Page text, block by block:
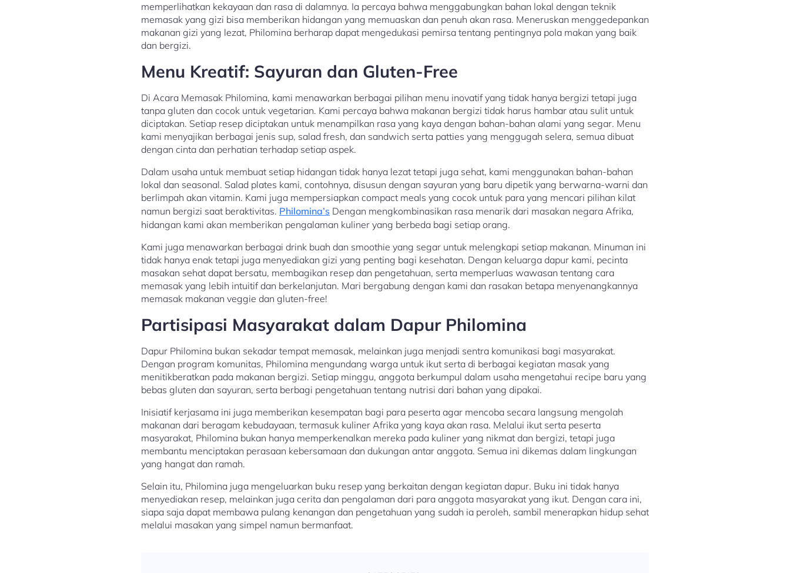
memperlihatkan kekayaan dan rasa di dalamnya. Ia percaya bahwa menggabungkan bahan lokal dengan teknik
memasak yang gizi bisa memberikan hidangan yang memuaskan dan penuh akan rasa. Meneruskan menggedepankan
makanan gizi yang lezat, Philomina berharap dapat mengedukasi pemirsa tentang pentingnya pola makan yang baik
dan bergizi.
Menu Kreatif: Sayuran dan Gluten-Free
Di Acara Memasak Philomina, kami menawarkan berbagai pilihan menu inovatif yang tidak hanya bergizi tetapi juga
tanpa gluten dan cocok untuk vegetarian. Kami percaya bahwa makanan bergizi tidak harus hambar atau sulit untuk
diciptakan. Setiap resep diciptakan untuk menampilkan rasa yang kaya dengan bahan-bahan alami yang segar. Menu
kami menyajikan berbagai jenis sup, salad fresh, dan sandwich serta patties yang menggugah selera, semua dibuat
dengan cinta dan perhatian terhadap setiap aspek.
Dalam usaha untuk membuat setiap hidangan tidak hanya lezat tetapi juga sehat, kami menggunakan bahan-bahan
lokal dan seasonal. Salad plates kami, contohnya, disusun dengan sayuran yang baru dipetik yang berwarna-warni dan
berlimpah akan vitamin. Kami juga mempersiapkan compact meals yang cocok untuk para yang mencari pilihan kilat
namun bergizi saat beraktivitas. Philomina’s Dengan mengkombinasikan rasa menarik dari masakan negara Afrika,
hidangan kami akan memberikan pengalaman kuliner yang berbeda bagi setiap orang.
Kami juga menawarkan berbagai drink buah dan smoothie yang segar untuk melengkapi setiap makanan. Minuman ini
tidak hanya enak tetapi juga menyediakan gizi yang penting bagi kesehatan. Dengan keluarga dapur kami, pecinta
masakan sehat dapat bersatu, membagikan resep dan pengetahuan, serta memperluas wawasan tentang cara
memasak yang lebih intuitif dan berkelanjutan. Mari bergabung dengan kami dan rasakan betapa menyenangkannya
memasak makanan veggie dan gluten-free!
Partisipasi Masyarakat dalam Dapur Philomina
Dapur Philomina bukan sekadar tempat memasak, melainkan juga menjadi sentra komunikasi bagi masyarakat.
Dengan program komunitas, Philomina mengundang warga untuk ikut serta di berbagai kegiatan masak yang
menitikberatkan pada makanan bergizi. Setiap minggu, anggota berkumpul dalam usaha mengetahui recipe baru yang
bebas gluten dan sayuran, serta berbagi pengetahuan tentang nutrisi dari bahan yang dipakai.
Inisiatif kerjasama ini juga memberikan kesempatan bagi para peserta agar mencoba secara langsung mengolah
makanan dari beragam kebudayaan, termasuk kuliner Afrika yang kaya akan rasa. Melalui ikut serta peserta
masyarakat, Philomina bukan hanya memperkenalkan mereka pada kuliner yang nikmat dan bergizi, tetapi juga
membantu menciptakan perasaan kebersamaan dan dukungan antar anggota. Semua ini dikemas dalam lingkungan
yang hangat dan ramah.
Selain itu, Philomina juga mengeluarkan buku resep yang berkaitan dengan kegiatan dapur. Buku ini tidak hanya
menyediakan resep, melainkan juga cerita dan pengalaman dari para anggota masyarakat yang ikut. Dengan cara ini,
siapa saja dapat membawa pulang kenangan dan pengetahuan yang sudah ia peroleh, sambil menerapkan hidup sehat
melalui masakan yang simpel namun bermanfaat.